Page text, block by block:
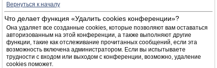
Вернуться к началу
Что делает функция «Удалить cookies конференции»?
Она удаляет все созданные cookies, которые позволяют вам оставаться
авторизованным на этой конференции, а также выполняют другие
функции, такие как отслеживание прочитанных сообщений, если эта
возможность включена администратором. Если вы испытываете
трудности с входом или выходом с конференции, возможно, удаление
cookies поможет.